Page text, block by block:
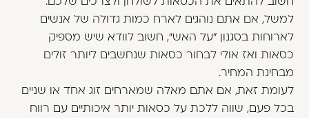
למשל, אם אתם נוהגים לארח כמות גדולה של אנשים
לארוחות בסגנון ”על האש“, חשוב לוודא שיש מספיק
כסאות ואז אולי לבחור כסאות שנחשבים ליותר זולים
מבחינת המחיר.
לעומת זאת, אם אתם מאלה שמארחים זוג אחד או שניים
בכל פעם, שווה ללכת על כסאות יותר איכותיים עם רווח